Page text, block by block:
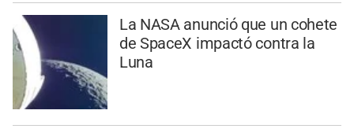
La NASA anunció que un cohete
de SpaceX impactó contra la
Luna